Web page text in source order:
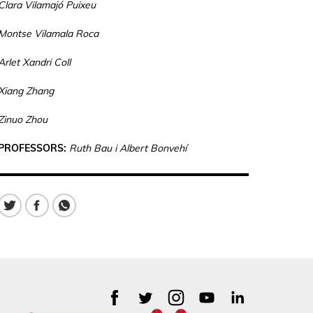
Clara Vilamajó Puixeu
Vilamala Roca
Xandri Coll
Zhang
Zhou
Ruth Bau i Albert Bonvehí